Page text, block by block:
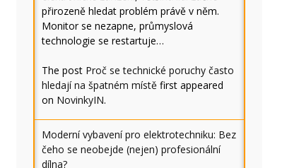
přirozeně hledat problém právě v něm.
Monitor se nezapne, průmyslová
technologie se restartuje…
The post Proč se technické poruchy často
hledají na špatném místě first appeared
on NovinkyIN.
Moderní vybavení pro elektrotechniku: Bez
čeho se neobejde (nejen) profesionální
dílna?